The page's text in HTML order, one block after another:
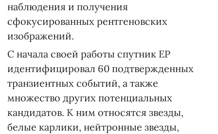
наблюдения и получения
сфокусированных рентгеновских
изображений.
С начала своей работы спутник EP
идентифицировал 60 подтвержденных
транзиентных событий, а также
множество других потенциальных
кандидатов. К ним относятся звезды,
белые карлики, нейтронные звезды,